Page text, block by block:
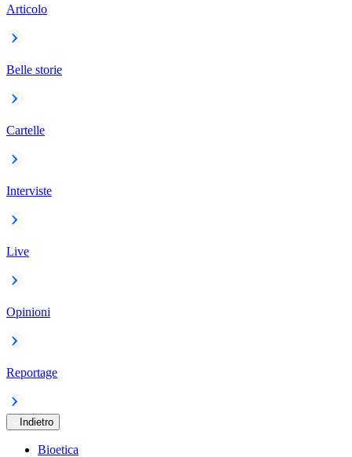
Articolo
Belle storie
Cartelle
Interviste
Live
Opinioni
Reportage
Indietro
Bioetica